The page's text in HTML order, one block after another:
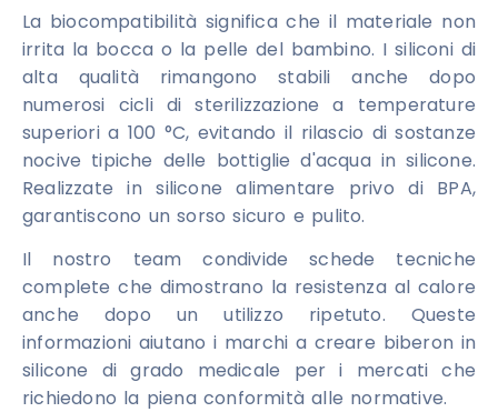
La biocompatibilità significa che il materiale non
irrita la bocca o la pelle del bambino. I siliconi di
alta qualità rimangono stabili anche dopo
numerosi cicli di sterilizzazione a temperature
superiori a 100 °C, evitando il rilascio di sostanze
nocive tipiche delle bottiglie d'acqua in silicone.
Realizzate in silicone alimentare privo di BPA,
garantiscono un sorso sicuro e pulito.
Il nostro team condivide schede tecniche
complete che dimostrano la resistenza al calore
anche dopo un utilizzo ripetuto. Queste
informazioni aiutano i marchi a creare biberon in
silicone di grado medicale per i mercati che
richiedono la piena conformità alle normative.